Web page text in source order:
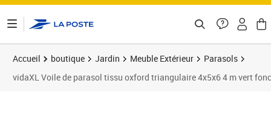
Accueil boutique Jardin Meuble Extérieur
Parasols
vidaXL Voile de parasol tissu oxford triangulaire 4x5x6 4 m vert